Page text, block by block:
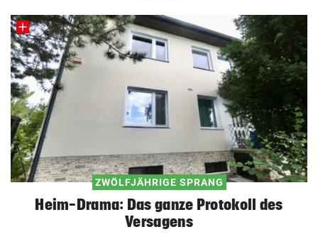
ZWÖLFJÄHRIGE SPRANG
Heim-Drama: Das ganze Protokoll des
Versagens